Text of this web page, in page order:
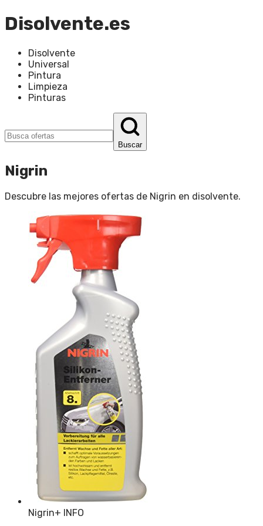
Disolvente.es
Disolvente
Universal
Pintura
Limpieza
Pinturas
Buscar
Nigrin
Descubre las mejores ofertas de Nigrin en disolvente.
Nigrin+ INFO